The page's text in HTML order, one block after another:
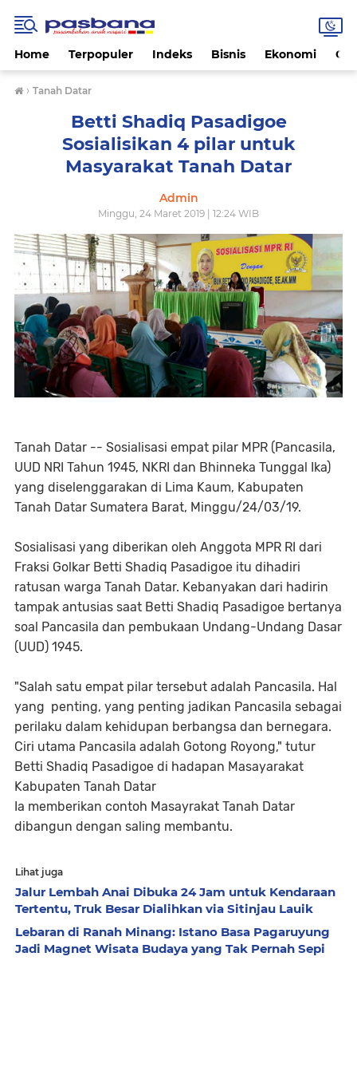
Home Terpopuler Indeks Bisnis Ekonomi
› Tanah Datar
Betti Shadiq Pasadigoe
Sosialisikan 4 pilar untuk
Masyarakat Tanah Datar
Admin
Minggu, 24 Maret 2019 | 12:24 WIB
Tanah Datar -- Sosialisasi empat pilar MPR (Pancasila,
UUD NRI Tahun 1945, NKRI dan Bhinneka Tunggal Ika)
yang diselenggarakan di Lima Kaum, Kabupaten
Tanah Datar Sumatera Barat, Minggu/24/03/19.
Sosialisasi yang diberikan oleh Anggota MPR RI dari
Fraksi Golkar Betti Shadiq Pasadigoe itu dihadiri
ratusan warga Tanah Datar. Kebanyakan dari hadirin
tampak antusias saat Betti Shadiq Pasadigoe bertanya
soal Pancasila dan pembukaan Undang-Undang Dasar
(UUD) 1945.
"Salah satu empat pilar tersebut adalah Pancasila. Hal
yang penting, yang penting jadikan Pancasila sebagai
perilaku dalam kehidupan berbangsa dan bernegara.
Ciri utama Pancasila adalah Gotong Royong," tutur
Betti Shadiq Pasadigoe di hadapan Masayarakat
Kabupaten Tanah Datar
Ia memberikan contoh Masayrakat Tanah Datar
dibangun dengan saling membantu.
Lihat juga
Jalur Lembah Anai Dibuka 24 Jam untuk Kendaraan
Tertentu, Truk Besar Dialihkan via Sitinjau Lauik
Lebaran di Ranah Minang: Istano Basa Pagaruyung
Jadi Magnet Wisata Budaya yang Tak Pernah Sepi